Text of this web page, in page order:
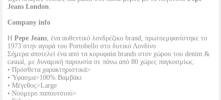
Jeans London.
Company info
Η Pepe Jeans, ένα αυθεντικό λονδρέζικο brand, πρωτοεμφανίστηκε το
1973 στην αγορά του Portobello στο δυτικό Λονδίνο.
Σήμερα αποτελεί ένα από τα κορυφαία brands στον χώρου του denim &
casual, με δυναμική παρουσία σε πάνω από 80 χώρες παγκοσμίως.
• Πρόσθετα χαρακτηριστικά>
• Ύφασμα>100% Βαμβάκι
• Μέγεθος>Large
• Νούμερο παπουτσιού>